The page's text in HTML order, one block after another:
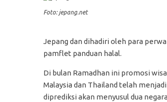
Foto: jepang.net
Jepang dan dihadiri oleh para
pamflet panduan halal.
Di bulan Ramadhan ini promosi
Malaysia dan Thailand telah
diprediksi akan menyusul dua